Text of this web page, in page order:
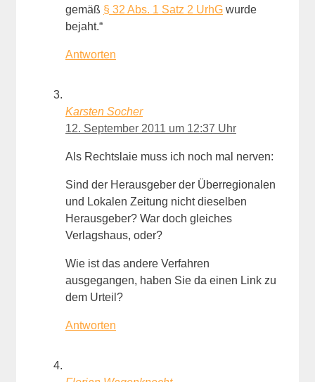
gemäß § 32 Abs. 1 Satz 2 UrhG wurde
bejaht.“
Antworten
Karsten Socher
12. September 2011 um 12:37 Uhr
Als Rechtslaie muss ich noch mal nerven:
Sind der Herausgeber der Überregionalen
und Lokalen Zeitung nicht dieselben
Herausgeber? War doch gleiches
Verlagshaus, oder?
Wie ist das andere Verfahren
ausgegangen, haben Sie da einen Link zu
dem Urteil?
Antworten